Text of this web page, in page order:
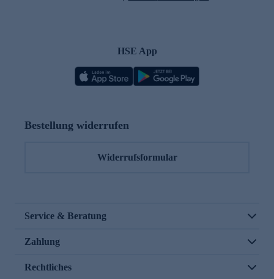
HSE App
Bestellung widerrufen
Widerrufsformular
Service & Beratung
Zahlung
Rechtliches